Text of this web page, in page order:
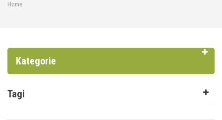
Home
Kategorie
Tagi